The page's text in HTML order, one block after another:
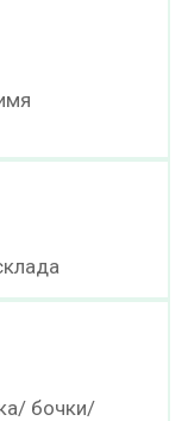
бочки/